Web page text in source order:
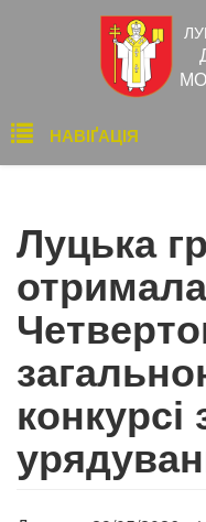
Основна
навіґація
НАВІҐАЦІЯ
Луцька
конкурсі